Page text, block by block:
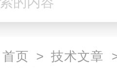
首页 > 技术文章